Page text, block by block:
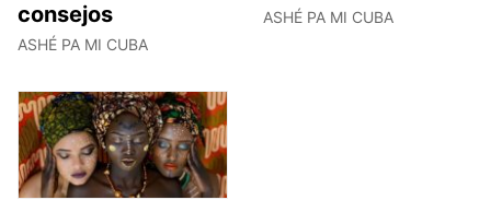
consejos
ASHÉ PA MI CUBA
ASHÉ PA MI CUBA